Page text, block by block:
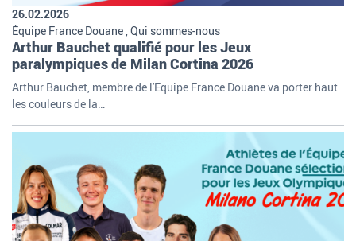
26.02.2026
Équipe France Douane , Qui sommes-nous
Arthur Bauchet qualifié pour les Jeux
paralympiques de Milan Cortina 2026
Arthur Bauchet, membre de l'Equipe France Douane va porter haut
les couleurs de la…